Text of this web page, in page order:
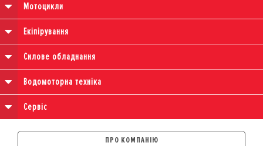
Мотоцикли
Екіпірування
Силове обладнання
Водомоторна техніка
Сервіс
ПРО КОМПАНІЮ